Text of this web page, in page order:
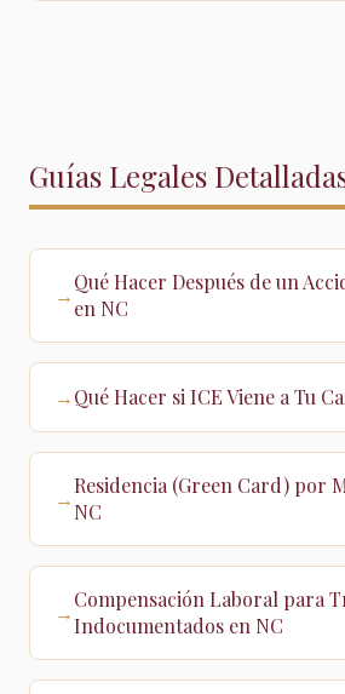
Guías Legales
→
Qué Hacer Después de un
en NC
→ Qué Hacer si ICE Viene a Tu
→
Residencia (Green Card) por
NC
→
Compensación Laboral para
Indocumentados en NC